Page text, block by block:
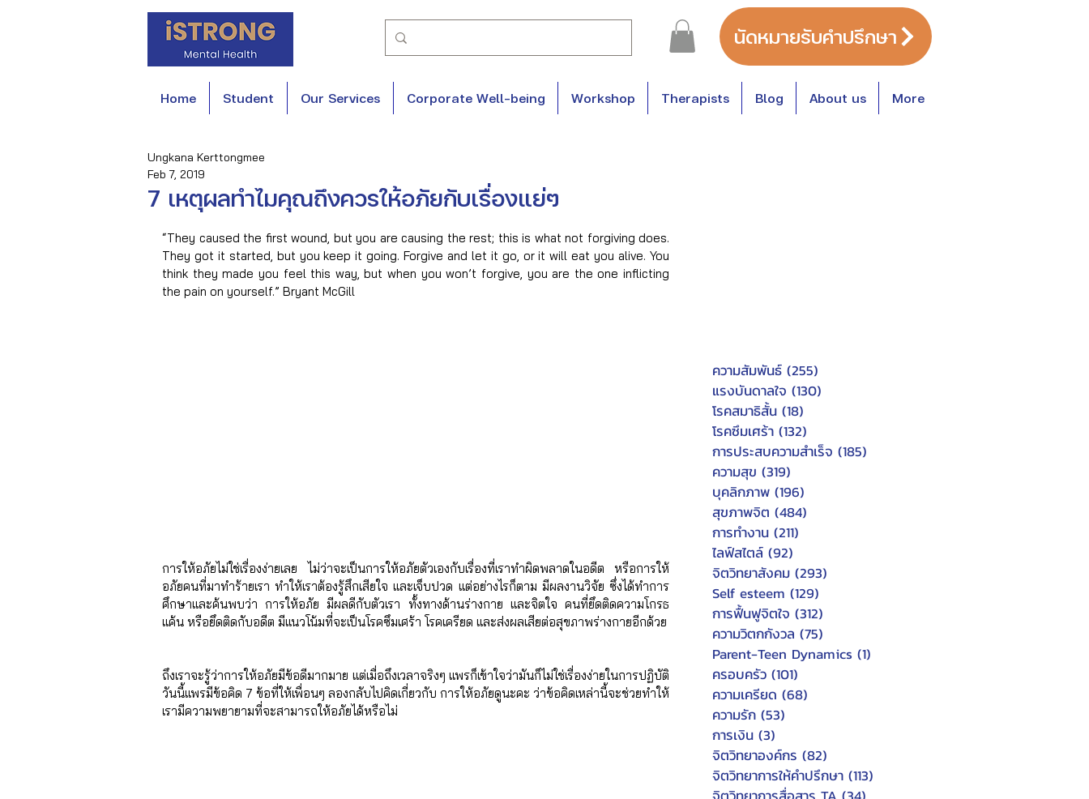
นัดหมายรับคำปรึกษา
Home Student Our Services Corporate Well-being Workshop Therapists Blog About us More
7 เหตุผลทำไมคุณถึงควรให้อภัยกับเรื่องแย่ๆ
Ungkana Kerttongmee
Feb 7, 2019
“They caused the first wound, but you are causing the rest; this is what not forgiving does.
They got it started, but you keep it going. Forgive and let it go, or it will eat you alive. You
think they made you feel this way, but when you won’t forgive, you are the one inflicting
the pain on yourself.” Bryant McGill
การให้อภัยไม่ใช่เรื่องง่ายเลย ไม่ว่าจะเป็นการให้อภัยตัวเองกับเรื่องที่เราทำผิดพลาดในอดีต หรือการให้
อภัยคนที่มาทำร้ายเรา ทำให้เราต้องรู้สึกเสียใจ และเจ็บปวด แต่อย่างไรก็ตาม มีผลงานวิจัย ซึ่งได้ทำการ
ศึกษาและค้นพบว่า การให้อภัย มีผลดีกับตัวเรา ทั้งทางด้านร่างกาย และจิตใจ คนที่ยึดติดความโกรธ
แค้น หรือยึดติดกับอดีต มีแนวโน้มที่จะเป็นโรคซึมเศร้า โรคเครียด และส่งผลเสียต่อสุขภาพร่างกายอีกด้วย
ถึงเราจะรู้ว่าการให้อภัยมีข้อดีมากมาย แต่เมื่อถึงเวลาจริงๆ แพรก็เข้าใจว่ามันก็ไม่ใช่เรื่องง่ายในการปฏิบัติ
วันนี้แพรมีข้อคิด 7 ข้อที่ให้เพื่อนๆ ลองกลับไปคิดเกี่ยวกับ การให้อภัยดูนะคะ ว่าข้อคิดเหล่านี้จะช่วยทำให้
เรามีความพยายามที่จะสามารถให้อภัยได้หรือไม่
ความสัมพันธ์ (255)
แรงบันดาลใจ (130)
โรคสมาธิสั้น (18)
โรคซึมเศร้า (132)
การประสบความสำเร็จ (185)
ความสุข (319)
บุคลิกภาพ (196)
สุขภาพจิต (484)
การทำงาน (211)
ไลฟ์สไตล์ (92)
จิตวิทยาสังคม (293)
Self esteem (129)
การฟื้นฟูจิตใจ (312)
ความวิตกกังวล (75)
Parent-Teen Dynamics (1)
ครอบครัว (101)
ความเครียด (68)
ความรัก (53)
การเงิน (3)
จิตวิทยาองค์กร (82)
จิตวิทยาการให้คำปรึกษา (113)